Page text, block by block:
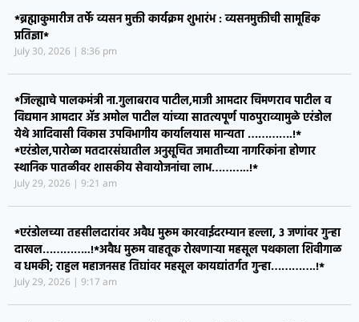
*ब्रह्माकुमारीज तर्फे व्यसन मुक्ती कार्यक्रम शुभारंभ : व्यसनमुक्तीची सामूहिक
प्रतिज्ञा*
July 30, 2026 8:36 pm
*जिल्ह्याचे पालकमंत्री ना.गुलाबराव पाटील,माजी आमदार चिमणराव पाटील व
विद्यमान आमदार ॲड अमोल पाटील यांच्या सातत्यपूर्ण पाठपुराव्यामुळे एरंडोल
येथे आदिवासी विकास उपविभागीय कार्यालयास मान्यता ………….!*
*एरंडोल,पारोळा मतदारसंघातील अनुसूचित जमातीच्या नागरिकांना होणार
स्थानिक पातळीवर शासकीय सेवायोजनांचा लाभ………..!*
July 29, 2026 9:21 am
*एरंडोलच्या तहसीलदारांवर अवैध मुरूम कारवाईदरम्यान हल्ला, ३ जणांवर गुन्हा
दाखल…………..!*​अवैध मुरूम वाहतूक रोखणाऱ्या महसूल पथकाला शिवीगाळ
व धमकी; राहुल महाजनसह तिघांवर महसूल कायद्यांतर्गत गुन्हा………….!*
July 29, 2026 9:17 am